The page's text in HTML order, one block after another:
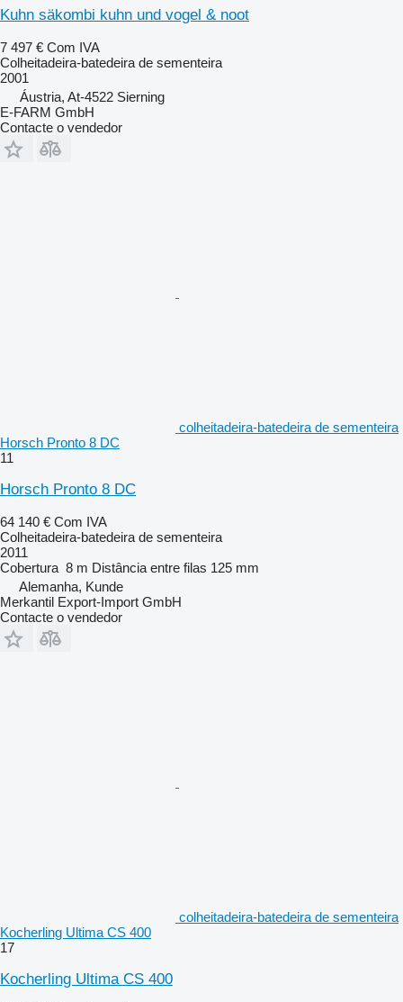
Kuhn säkombi kuhn und vogel & noot
7 497 € Com IVA
Colheitadeira-batedeira de sementeira
2001
Áustria, At-4522 Sierning
E-FARM GmbH
Contacte o vendedor
colheitadeira-batedeira de sementeira
Horsch Pronto 8 DC
11
Horsch Pronto 8 DC
64 140 € Com IVA
Colheitadeira-batedeira de sementeira
2011
Cobertura 8 m Distância entre filas 125 mm
Alemanha, Kunde
Merkantil Export-Import GmbH
Contacte o vendedor
colheitadeira-batedeira de sementeira
Kocherling Ultima CS 400
17
Kocherling Ultima CS 400